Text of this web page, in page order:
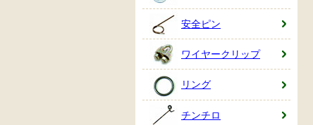
安全ピン
ワイヤークリップ
リング
チンチロ